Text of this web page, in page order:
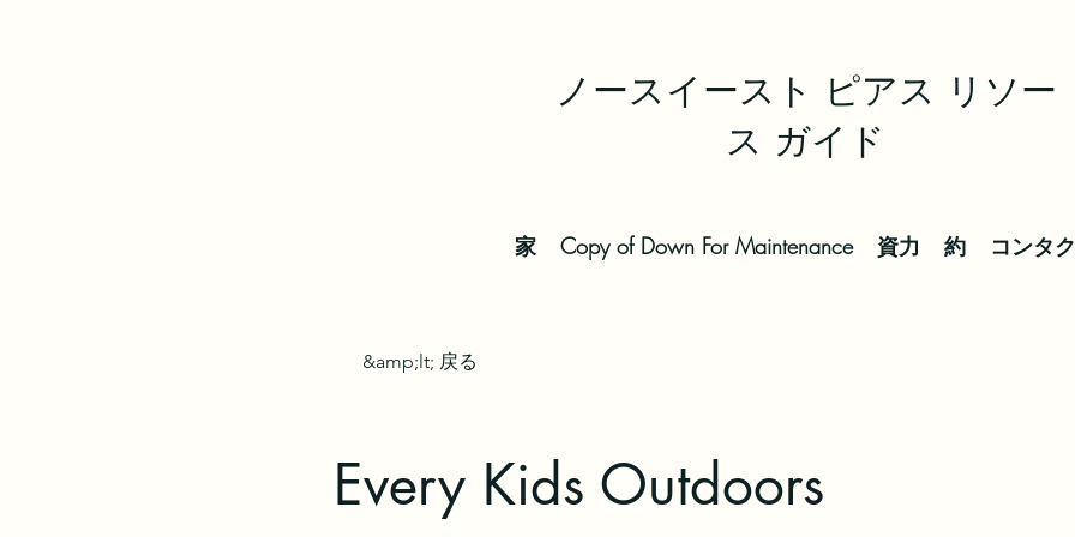
ノースイースト ピアス リソー
ス ガイド
家 Copy of Down For Maintenance 資力 約 コンタ
&amp;lt; 戻る
Every Kids Outdoors